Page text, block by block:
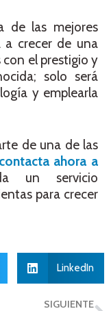
de las mejores
a crecer de una
con el prestigio y
solo será
y emplearla
de una de las
contacta ahora a
un servicio
para crecer
LinkedIn
SIGUIENTE